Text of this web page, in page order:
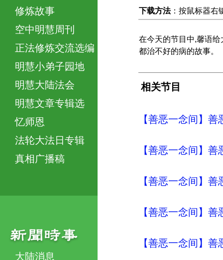
修炼故事
空中明慧周刊
正法修炼交流选编
明慧小弟子园地
明慧大陆法会
明慧文章专辑选
忆师恩
法轮大法日专辑
真相广播稿
大陆消息
下载方法：按鼠标器右
在今天的节目中,馨语
都治不好的病的故事。
相关节目
【善恶一念间】
【善恶一念间】
【善恶一念间】
【善恶一念间】
【善恶一念间】